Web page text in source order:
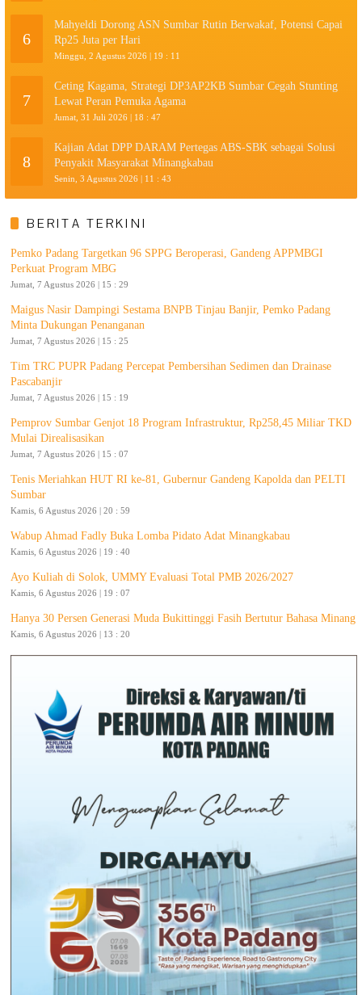
6
Mahyeldi Dorong ASN Sumbar Rutin Berwakaf, Potensi Capai
Rp25 Juta per Hari
Minggu, 2 Agustus 2026 | 19 : 11
7
Ceting Kagama, Strategi DP3AP2KB Sumbar Cegah Stunting
Lewat Peran Pemuka Agama
Jumat, 31 Juli 2026 | 18 : 47
8
Kajian Adat DPP DARAM Pertegas ABS-SBK sebagai Solusi
Penyakit Masyarakat Minangkabau
Senin, 3 Agustus 2026 | 11 : 43
BERITA TERKINI
Pemko Padang Targetkan 96 SPPG Beroperasi, Gandeng APPMBGI
Perkuat Program MBG
Jumat, 7 Agustus 2026 | 15 : 29
Maigus Nasir Dampingi Sestama BNPB Tinjau Banjir, Pemko Padang
Minta Dukungan Penanganan
Jumat, 7 Agustus 2026 | 15 : 25
Tim TRC PUPR Padang Percepat Pembersihan Sedimen dan Drainase
Pascabanjir
Jumat, 7 Agustus 2026 | 15 : 19
Pemprov Sumbar Genjot 18 Program Infrastruktur, Rp258,45 Miliar TKD
Mulai Direalisasikan
Jumat, 7 Agustus 2026 | 15 : 07
Tenis Meriahkan HUT RI ke-81, Gubernur Gandeng Kapolda dan PELTI
Sumbar
Kamis, 6 Agustus 2026 | 20 : 59
Wabup Ahmad Fadly Buka Lomba Pidato Adat Minangkabau
Kamis, 6 Agustus 2026 | 19 : 40
Ayo Kuliah di Solok, UMMY Evaluasi Total PMB 2026/2027
Kamis, 6 Agustus 2026 | 19 : 07
Hanya 30 Persen Generasi Muda Bukittinggi Fasih Bertutur Bahasa Minang
Kamis, 6 Agustus 2026 | 13 : 20